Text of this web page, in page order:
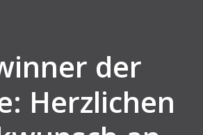
der
Herzlichen